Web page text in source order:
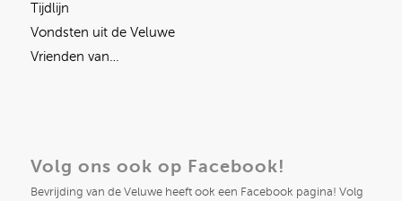
Tijdlijn
Vondsten uit de Veluwe
Vrienden van…
Volg ons ook op Facebook!
Bevrijding van de Veluwe heeft ook een Facebook pagina! Volg